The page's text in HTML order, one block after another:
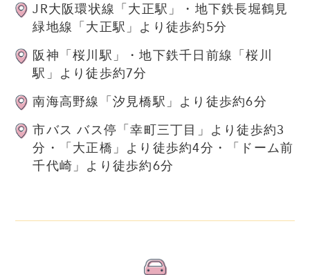
JR大阪環状線「大正駅」・地下鉄長堀鶴見
緑地線「大正駅」より徒歩約5分
阪神「桜川駅」・地下鉄千日前線「桜川
駅」より徒歩約7分
南海高野線「汐見橋駅」より徒歩約6分
市バス バス停「幸町三丁目」より徒歩約3
分・「大正橋」より徒歩約4分・「ドーム前
千代崎」より徒歩約6分